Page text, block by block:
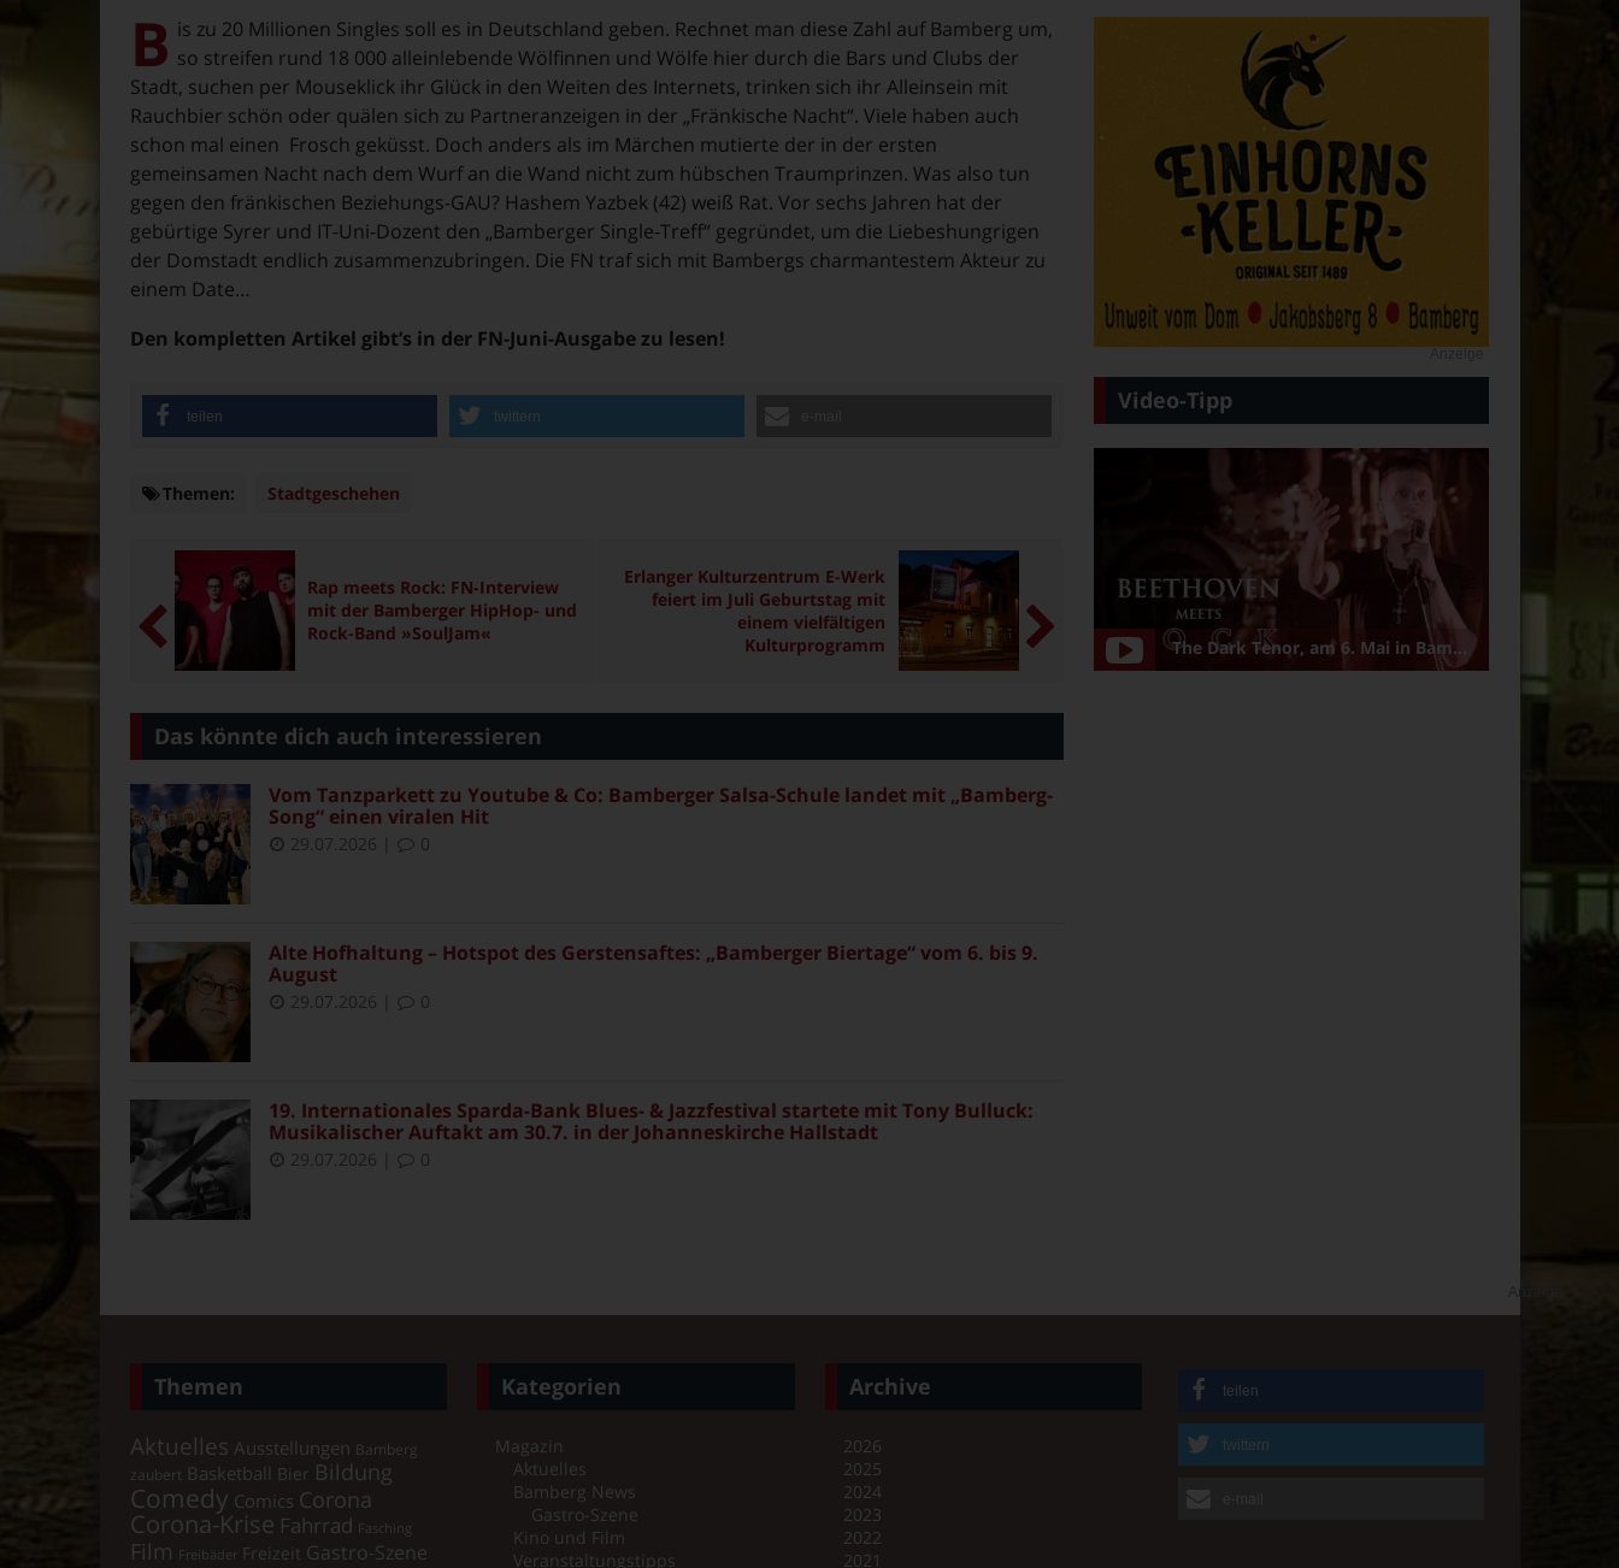
B is zu 20 Millionen Singles soll es in Deutschland geben. Rechnet man diese Zahl auf Bamberg um,
so streifen rund 18 000 alleinlebende Wölfinnen und Wölfe hier durch die Bars und Clubs der
Stadt, suchen per Mouseklick ihr Glück in den Weiten des Internets, trinken sich ihr Alleinsein mit
Rauchbier schön oder quälen sich zu Partneranzeigen in der „Fränkische Nacht“. Viele haben auch
schon mal einen Frosch geküsst. Doch anders als im Märchen mutierte der in der ersten
gemeinsamen Nacht nach dem Wurf an die Wand nicht zum hübschen Traumprinzen. Was also tun
gegen den fränkischen Beziehungs-GAU? Hashem Yazbek (42) weiß Rat. Vor sechs Jahren hat der
gebürtige Syrer und IT-Uni-Dozent den „Bamberger Single-Treff“ gegründet, um die Liebeshungrigen
der Domstadt endlich zusammenzubringen. Die FN traf sich mit Bambergs charmantestem Akteur zu
einem Date…
Den kompletten Artikel gibt’s in der FN-Juni-Ausgabe zu lesen!
teilen twittern
Themen: Themen
Stadtgeschehen
Rap meets Rock: FN-Interview
mit der Bamberger HipHop- und
Rock-Band »SoulJam«
Erlanger Kulturzentrum E-Werk
feiert im Juli Geburtstag mit
einem vielfältigen
Kulturprogramm
Das könnte dich auch interessieren
Vom Tanzparkett zu Youtube & Co: Bamberger Salsa-Schule landet mit „Bamberg-
Song“ einen viralen Hit
29.07.2026 0
Alte Hofhaltung – Hotspot des Gerstensaftes: „Bamberger Biertage“ vom 6. bis 9.
August
29.07.2026 0
19. Internationales Sparda-Bank Blues- & Jazzfestival startete mit Tony Bulluck:
Musikalischer Auftakt am 30.7. in der Johanneskirche Hallstadt
29.07.2026 0
Video-Tipp
The Dark Tenor, am 6. Mai in Bamberg
Themen
Aktuelles Ausstellungen Bamberg
zaubert Basketball Bier Bildung
Comedy Comics Corona
Corona-Krise Fahrrad Fasching
Film Freibäder Freizeit Gastro-Szene
Kategorien
Magazin
Aktuelles
Bamberg News
Gastro-Szene
Kino und Film
Veranstaltungstipps
Archive
2026
2025
2024
2023
2022
2021
teilen
twittern